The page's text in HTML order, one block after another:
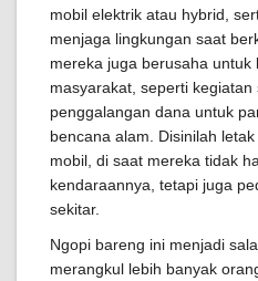
mobil elektrik atau hybrid,
menjaga lingkungan saat
mereka juga berusaha untuk
masyarakat, seperti
penggalangan dana untuk
bencana alam. Disinilah
mobil, di saat mereka tidak
kendaraannya, tetapi juga
sekitar.
Ngopi bareng ini menjadi
merangkul lebih banyak